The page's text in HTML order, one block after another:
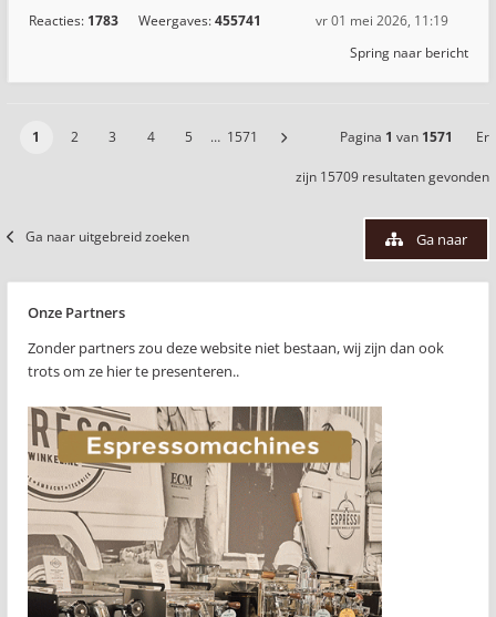
Reacties: 1783 Weergaves:455741
vr 01 mei 2026, 11:19
Spring naar bericht
1 2 3 4 5 … 1571 Pagina 1 van 1571 Er
zijn 15709 resultaten gevonden
Ga naar uitgebreid zoeken Ga naar
Onze Partners
Zonder partners zou deze website niet bestaan, wij zijn dan ook
trots om ze hier te presenteren..